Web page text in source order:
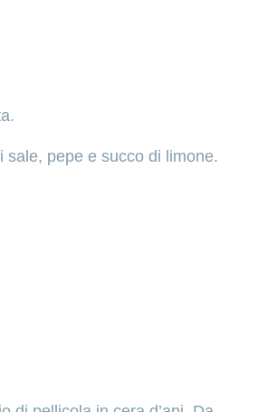
sale, pepe e succo di limone.